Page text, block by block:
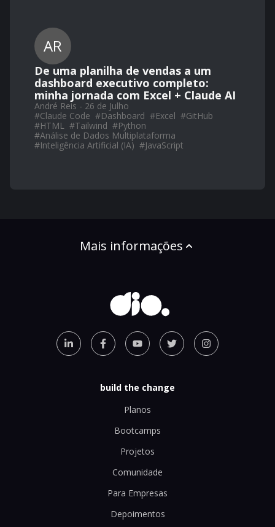
AR
De uma planilha de vendas a um
dashboard executivo completo:
minha jornada com Excel + Claude AI
André Reis - 26 de Julho
#Claude Code #Dashboard #Excel #GitHub
#HTML #Tailwind #Python
#Análise de Dados Multiplataforma
#Inteligência Artificial (IA) #JavaScript
Mais informações
build the change
Planos
Bootcamps
Projetos
Comunidade
Para Empresas
Depoimentos